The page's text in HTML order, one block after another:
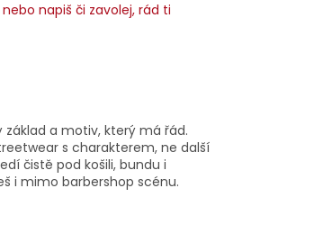
napiš či zavolej, rád ti
a motiv, který má řád.
s charakterem, ne další
čistě pod košili, bundu i
i mimo barbershop scénu.